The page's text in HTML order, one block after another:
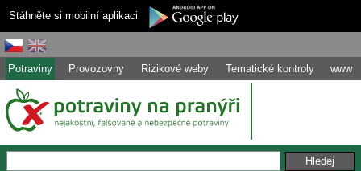
Stáhněte si mobilní aplikaci
Potraviny Provozovny Rizikové weby Tematické kontroly www